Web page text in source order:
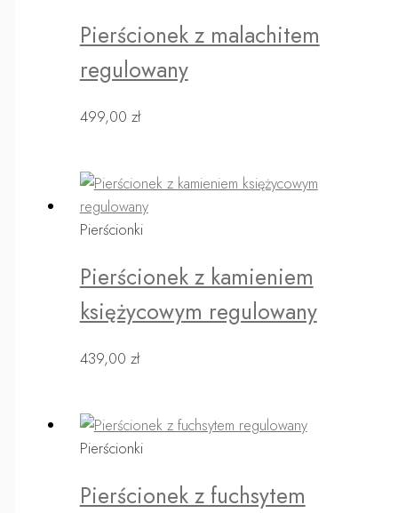
Pierścionek z malachitem
regulowany
499,00 zł
Pierścionki
Pierścionek z kamieniem
księżycowym regulowany
439,00 zł
Pierścionki
Pierścionek z fuchsytem